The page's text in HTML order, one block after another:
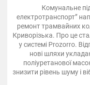
Комунальне
електротранспорт”
ремонт трамвайних
Криворізька. Про це
у системі Prozorro.
нові шляхи
поліуретанової
знизити рівень шуму і